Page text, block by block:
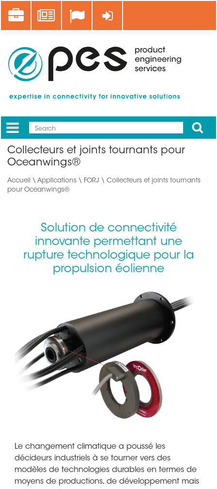
au
contenu
Career News Se connecter
Mobile
Main
menu
Apply
Collecteurs et joints tournants pour
Oceanwings®
Accueil \ Applications \ FORJ \ Collecteurs et joints tournants
pour Oceanwings®
Solution de connectivité
innovante permettant une
rupture technologique pour la
propulsion éolienne
Le changement climatique a poussé les
décideurs industriels à se tourner vers des
modèles de technologies durables en termes de
moyens de productions, de développement mais